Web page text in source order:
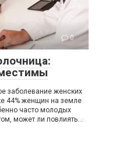
0
заболевание женских
44% женщин на земле
часто молодых
может ли повлиять…